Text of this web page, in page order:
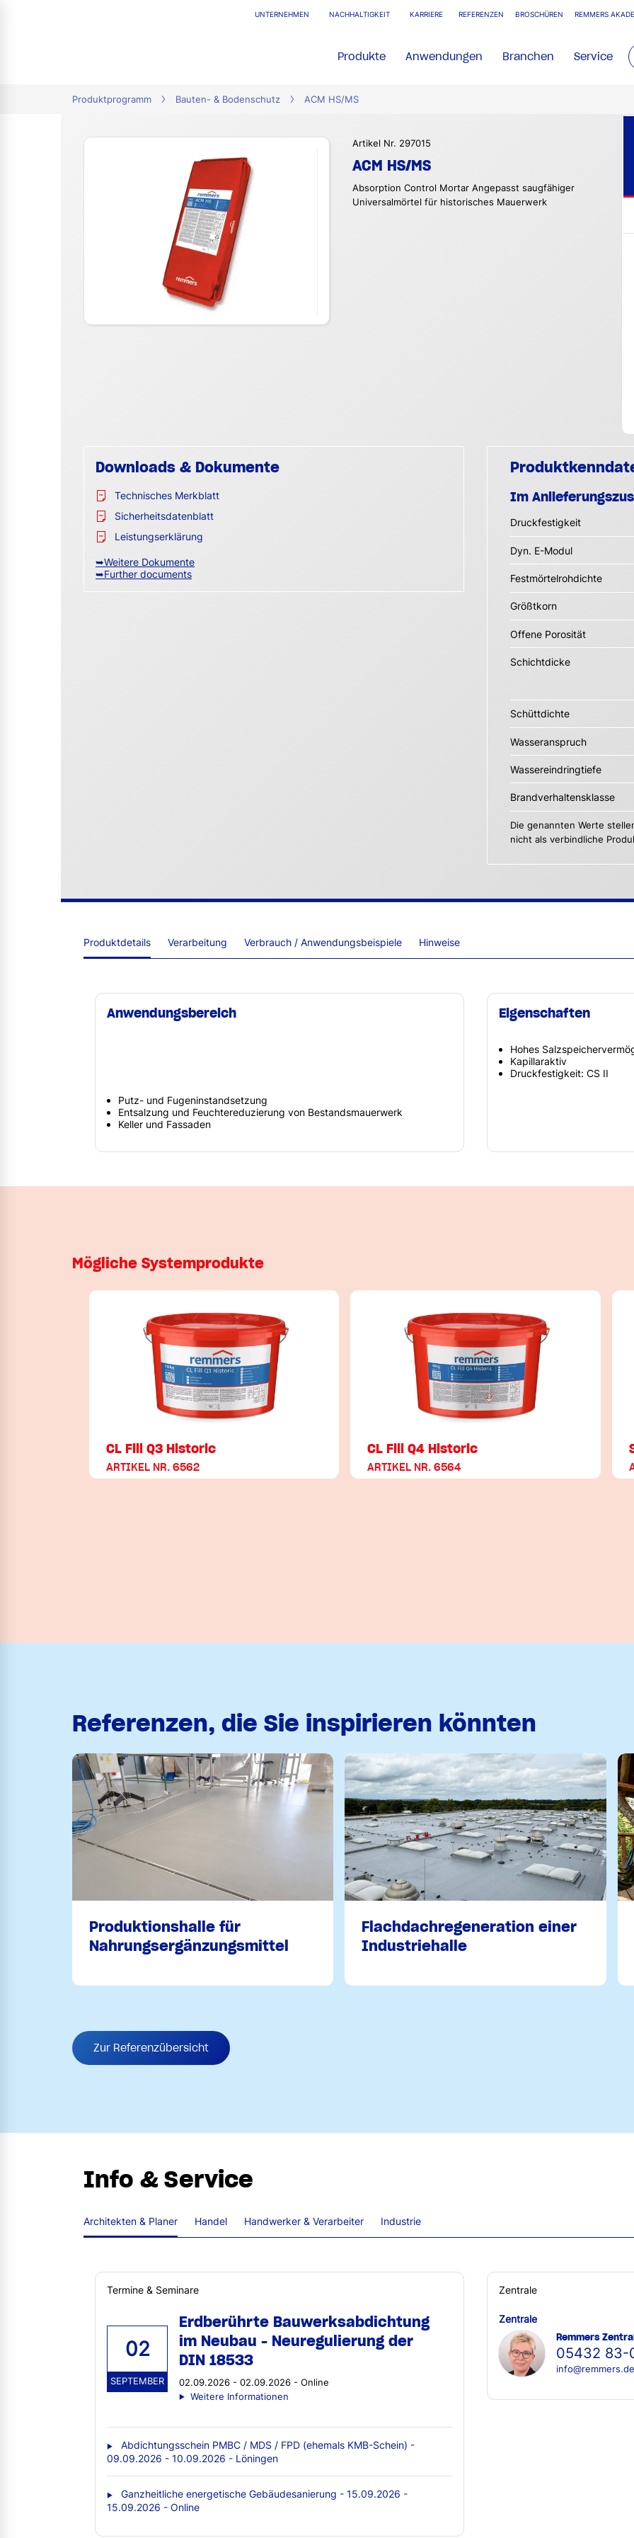
UNTERNEHMEN NACHHALTIGKEIT KARRIERE REFERENZEN BROSCHÜREN REMMERS
Produkte Anwendungen Branchen Service
Produktprogramm Bauten- & Bodenschutz ACM HS/MS
Artikel Nr. 297015
ACM HS/MS
Absorption Control Mortar Angepasst saugfähiger
Universalmörtel für historisches Mauerwerk
Downloads & Dokumente
Technisches Merkblatt
Sicherheitsdatenblatt
Leistungserklärung
➥Weitere Dokumente
➥Further documents
Im
Druckfestigkeit
Dyn. E-Modul
Festmörtelrohdichte
Größtkorn
Offene Porosität
Schichtdicke
Schüttdichte
Wasseranspruch
Wassereindringtiefe
Brandverhaltensklasse
Die genannten Werte
nicht als verbindliche
Produktdetails Verarbeitung Verbrauch / Anwendungsbeispiele Hinweise
Anwendungsbereich
Putz- und Fugeninstandsetzung
Entsalzung und Feuchtereduzierung von Bestandsmauerwerk
Keller und Fassaden
Eigenschaften
Hohes
Kapillaraktiv
Druckfestigkeit: CS II
Mögliche Systemprodukte
CL Fill Q3 Historic
ARTIKEL NR. 6562
CL Fill Q4 Historic
ARTIKEL NR. 6564
Referenzen, die Sie inspirieren könnten
Produktionshalle für
Nahrungsergänzungsmittel
Flachdachregeneration einer
Industriehalle
Zur Referenzübersicht
Info & Service
Architekten & Planer Handel Handwerker & Verarbeiter Industrie
Termine & Seminare
02
SEPTEMBER
Erdberührte Bauwerksabdichtung
im Neubau - Neuregulierung der
DIN 18533
02.09.2026 - 02.09.2026 - Online
Weitere Informationen
Abdichtungsschein PMBC / MDS / FPD (ehemals KMB-Schein) -
09.09.2026 - 10.09.2026 - Löningen
Ganzheitliche energetische Gebäudesanierung - 15.09.2026 -
15.09.2026 - Online
Zentrale
Zentrale
Remmers
05432 83-